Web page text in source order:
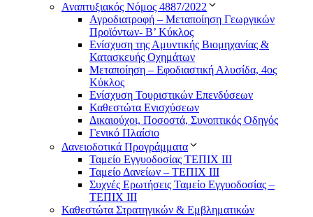
Αναπτυξιακός Νόμος 4887/2022
Αγροδιατροφή – Μεταποίηση Γεωργικών
Προϊόντων- Β’ Κύκλος
Eνίσχυση της Αμυντικής Βιομηχανίας &
Κατασκευής Οχημάτων
Μεταποίηση – Εφοδιαστική Αλυσίδα, 4ος
Κύκλος
Ενίσχυση Τουριστικών Επενδύσεων
Καθεστώτα Ενισχύσεων
Δικαιούχοι, Ποσοστά, Συνοπτικός Οδηγός
Γενικό Πλαίσιο
Δανειοδοτικά Προγράμματα
Ταμείο Εγγυοδοσίας ΤΕΠΙΧ ΙΙΙ
Ταμείο Δανείων – ΤΕΠΙΧ ΙΙΙ
Συχνές Ερωτήσεις Ταμείο Εγγυοδοσίας –
ΤΕΠΙΧ ΙΙΙ
Καθεστώτα Στρατηγικών & Εμβληματικών